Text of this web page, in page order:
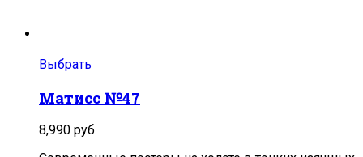
Выбрать
Матисс №47
8,990 руб.